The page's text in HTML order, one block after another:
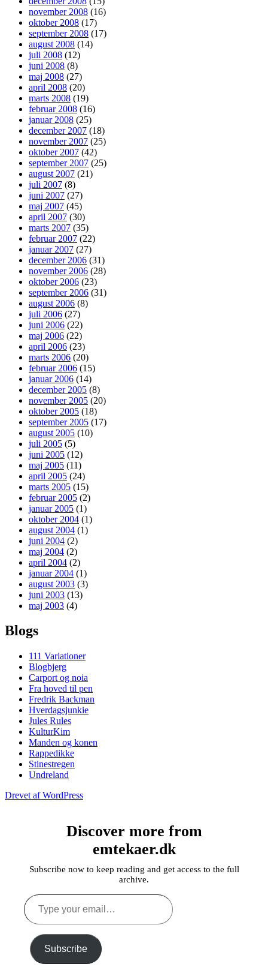
november 2008 (16)
oktober 2008 (17)
september 2008 (17)
august 2008 (14)
juli 2008 (12)
juni 2008 (8)
maj 2008 (27)
april 2008 (20)
marts 2008 (19)
februar 2008 (16)
januar 2008 (25)
december 2007 (18)
november 2007 (25)
oktober 2007 (42)
september 2007 (25)
august 2007 (21)
juli 2007 (8)
juni 2007 (27)
maj 2007 (45)
april 2007 (30)
marts 2007 (35)
februar 2007 (22)
januar 2007 (27)
december 2006 (31)
november 2006 (28)
oktober 2006 (23)
september 2006 (31)
august 2006 (8)
juli 2006 (27)
juni 2006 (22)
maj 2006 (22)
april 2006 (23)
marts 2006 (20)
februar 2006 (15)
januar 2006 (14)
december 2005 (8)
november 2005 (20)
oktober 2005 (18)
september 2005 (17)
august 2005 (10)
juli 2005 (5)
juni 2005 (12)
maj 2005 (11)
april 2005 (24)
marts 2005 (15)
februar 2005 (2)
januar 2005 (1)
oktober 2004 (1)
august 2004 (1)
juni 2004 (2)
maj 2004 (2)
april 2004 (2)
januar 2004 (1)
august 2003 (3)
juni 2003 (13)
maj 2003 (4)
Blogs
111 Variationer
Blogbjerg
Carport og noia
Fra hoved til pen
Fredrik Backman
Hverdagsjunkie
Jules Rules
KulturKim
Manden og konen
Rappedikke
Stinestregen
Undreland
Drevet af WordPress
Discover more from
emtekaer.dk
Subscribe now to keep reading and get access to the full
archive.
Type
your
email…
Subscribe